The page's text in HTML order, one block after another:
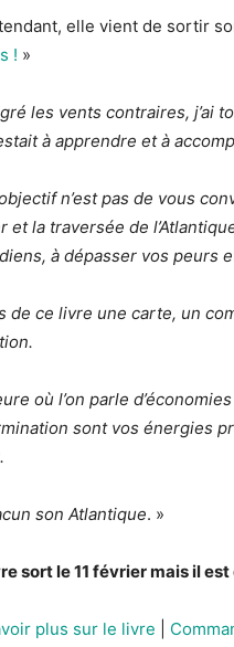
elle vient de sortir
! »
les vents contraires, j’ai
à apprendre et à
n’est pas de vous
et la traversée de
à dépasser vos peurs
de ce livre une carte, un
où l’on parle
sont vos énergies
son Atlantique. »
sort le 11 février mais il
plus sur le livre